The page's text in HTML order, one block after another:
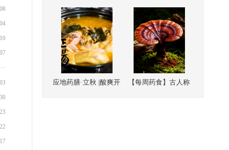
应地药膳·立秋 |酸爽开
【每周药食】古人称